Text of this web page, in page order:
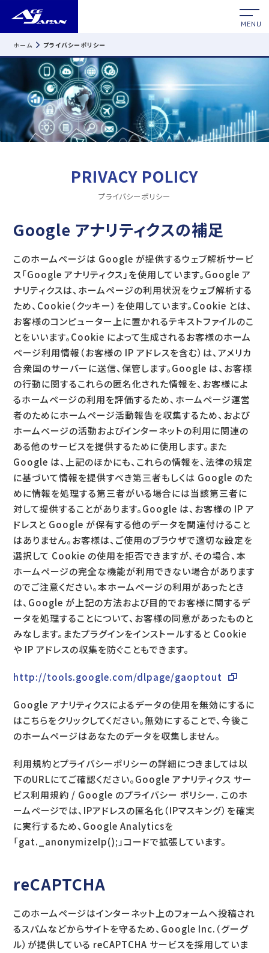
MENU
ホーム プライバシーポリシー
PRIVACY POLICY
プライバシーポリシー
Google アナリティクスの補足
このホームページは Google が提供するウェブ解析サービ
ス「Google アナリティクス」を使用しています。Google ア
ナリティクスは、ホームページの利用状況をウェブ解析する
ため、Cookie（クッキー）を使用しています。Cookie とは、
お客様のコンピューター上に置かれるテキストファイルのこ
とをいいます。Cookie によって生成されるお客様のホーム
ページ利用情報（お客様の IP アドレスを含む）は、アメリカ
合衆国のサーバーに送信、保管します。Google は、お客様
の行動に関するこれらの匿名化された情報を、お客様によ
るホームページの利用を評価するため、ホームページ運営
者のためにホームページ活動報告を収集するため、および
ホームページの活動およびインターネットの利用に関連の
ある他のサービスを提供するために使用します。また
Google は、上記のほかにも、これらの情報を、法律の規定
に基づいて情報を提供すべき第三者もしくは Google のた
めに情報を処理する第三者がいる場合には当該第三者に
対して提供することがあります。Google は、お客様の IP ア
ドレスと Google が保有する他のデータを関連付けること
はありません。お客様は、ご使用のブラウザで適切な設定を
選択して Cookie の使用を拒否できますが、その場合、本
ホームページの完全な機能が利用できない場合があります
のでご注意ください。本ホームページの利用があったとき
は、Google が上記の方法および目的でお客様に関するデ
ータを処理することについて、お客様の同意があったものと
みなします。またプラグインをインストールすると Cookie
や IP アドレスの収集を防ぐこともできます。
http://tools.google.com/dlpage/gaoptout
Google アナリティクスによるデータの使用を無効にするに
はこちらをクリックしてください。無効にすることで、今後こ
のホームページはあなたのデータを収集しません。
利用規約とプライバシーポリシーの詳細につきましては以
下のURLにてご確認ください。Google アナリティクス サー
ビス利用規約 / Google のプライバシー ポリシー. このホ
ームページでは、IPアドレスの匿名化（IPマスキング）を確実
に実行するため、Google Analyticsを
「gat._anonymizeIp();」コードで拡張しています。
reCAPTCHA
このホームページはインターネット上のフォームへ投稿され
るスパムなどからサイトを守るため、Google Inc.（グーグ
ル）が提供している reCAPTCHA サービスを採用していま